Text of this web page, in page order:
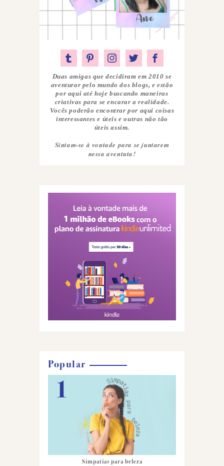
Duas amigas que decidiram em 2010 se
aventurar pelo mundo dos blogs, e estão
por aqui até hoje buscando maneiras
criativas para se encarar a realidade.
Vocês poderão encontrar por aqui coisas
interessantes e úteis e outras não tão
úteis assim.
Sintam-se à vontade para se juntarem
nessa aventuta!
Popular
Simpatias para beleza